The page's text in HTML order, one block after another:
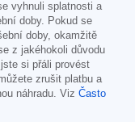
vyhnuli splatnosti a
doby. Pokud se
doby, okamžitě
z jakéhokoli důvodu
si přáli provést
zrušit platbu a
náhradu. Viz Často